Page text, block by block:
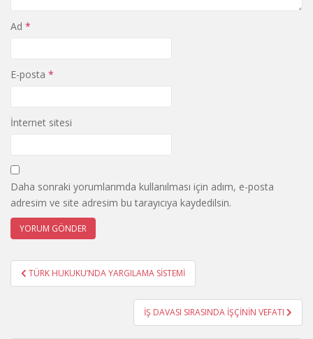
Ad *
E-posta *
İnternet sitesi
Daha sonraki yorumlarımda kullanılması için adım, e-posta
adresim ve site adresim bu tarayıcıya kaydedilsin.
Yazı
gezinmesi
TÜRK HUKUKU’NDA YARGILAMA SİSTEMİ
İŞ DAVASI SIRASINDA İŞÇİNİN VEFATI